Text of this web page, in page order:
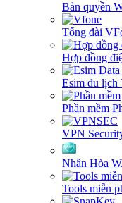
Bản quyền
Tổng đài
Hợp đồng
Esim du lịch
Phần mềm
VPN
Nhân Hòa
Tools miễn